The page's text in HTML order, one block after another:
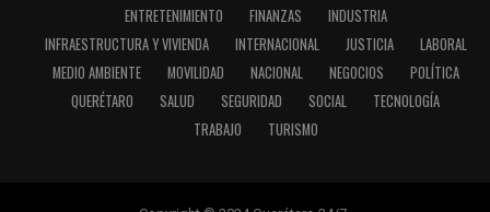
ENTRETENIMIENTO
FINANZAS
INDUSTRIA
INFRAESTRUCTURA Y VIVIENDA
INTERNACIONAL JUSTICIA
LABORAL
MEDIO AMBIENTE
MOVILIDAD NACIONAL NEGOCIOS
POLÍTICA
QUERÉTARO
SALUD SEGURIDAD SOCIAL
TECNOLOGÍA
TRABAJO
TURISMO